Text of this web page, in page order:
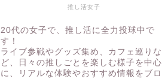
推し活女子
20代の女子で、推し活に全力投球中で
す！
ライブ参戦やグッズ集め、カフェ巡りな
ど、日々の推しごとを楽しむ様子を中心
に、リアルな体験やおすすめ情報をブロ